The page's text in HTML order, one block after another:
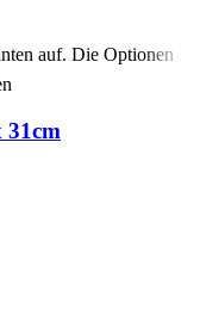
auf. Die Optionen
31cm